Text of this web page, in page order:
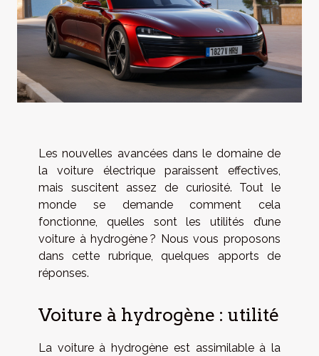
Les nouvelles avancées dans le domaine de
la voiture électrique paraissent effectives,
mais suscitent assez de curiosité. Tout le
monde se demande comment cela
fonctionne, quelles sont les utilités d’une
voiture à hydrogène ? Nous vous proposons
dans cette rubrique, quelques apports de
réponses.
Voiture à hydrogène : utilité
La voiture à hydrogène est assimilable à la